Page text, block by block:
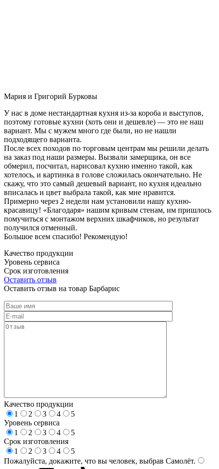
Мария и Григорий Бурковы
У нас в доме нестандартная кухня из-за короба и выступов,
поэтому готовые кухни (хоть они и дешевле) — это не наш
вариант. Мы с мужем много где были, но не нашли
подходящего варианта.
После всех походов по торговым центрам мы решили делать
на заказ под наши размеры. Вызвали замерщика, он все
обмерил, посчитал, нарисовал кухню именно такой, как
хотелось, и картинка в голове сложилась окончательно. Не
скажу, что это самый дешевый вариант, но кухня идеально
вписалась и цвет выбрала такой, как мне нравится.
Примерно через 2 недели нам установили нашу кухню-
красавицу! «Благодаря» нашим кривым стенам, им пришлось
помучиться с монтажом верхних шкафчиков, но результат
получился отменный.
Большое всем спасибо! Рекомендую!
Качество продукции
Уровень сервиса
Срок изготовления
Оставить отзыв
Оставить отзыв на товар Барбарис
Качество продукции
1
2 3 4
5
Уровень сервиса
1
2 3 4
5
Срок изготовления
1
2 3 4
5
Пожалуйста, докажите, что вы человек, выбрав Самолёт.